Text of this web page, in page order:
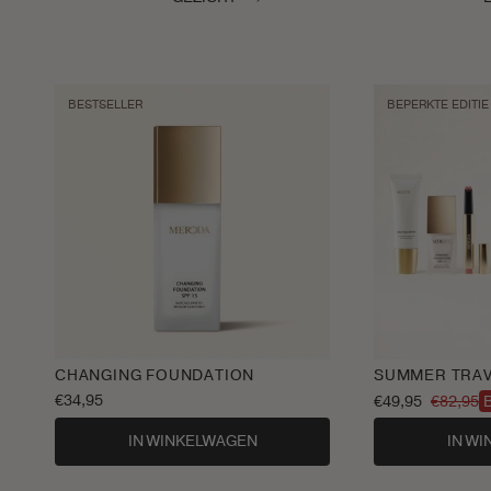
BESTSELLER
CHANGING FOUNDATION
Normale
prijs
€34,95
IN WINKELWAGEN
BEPERKTE EDITIE
SUMMER
Aanbiedingsprijs
€49,95
Normale
prijs
€82,95
IN